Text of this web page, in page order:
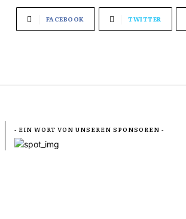
FACEBOOK TWITTER
- EIN WORT VON UNSEREN SPONSOREN -